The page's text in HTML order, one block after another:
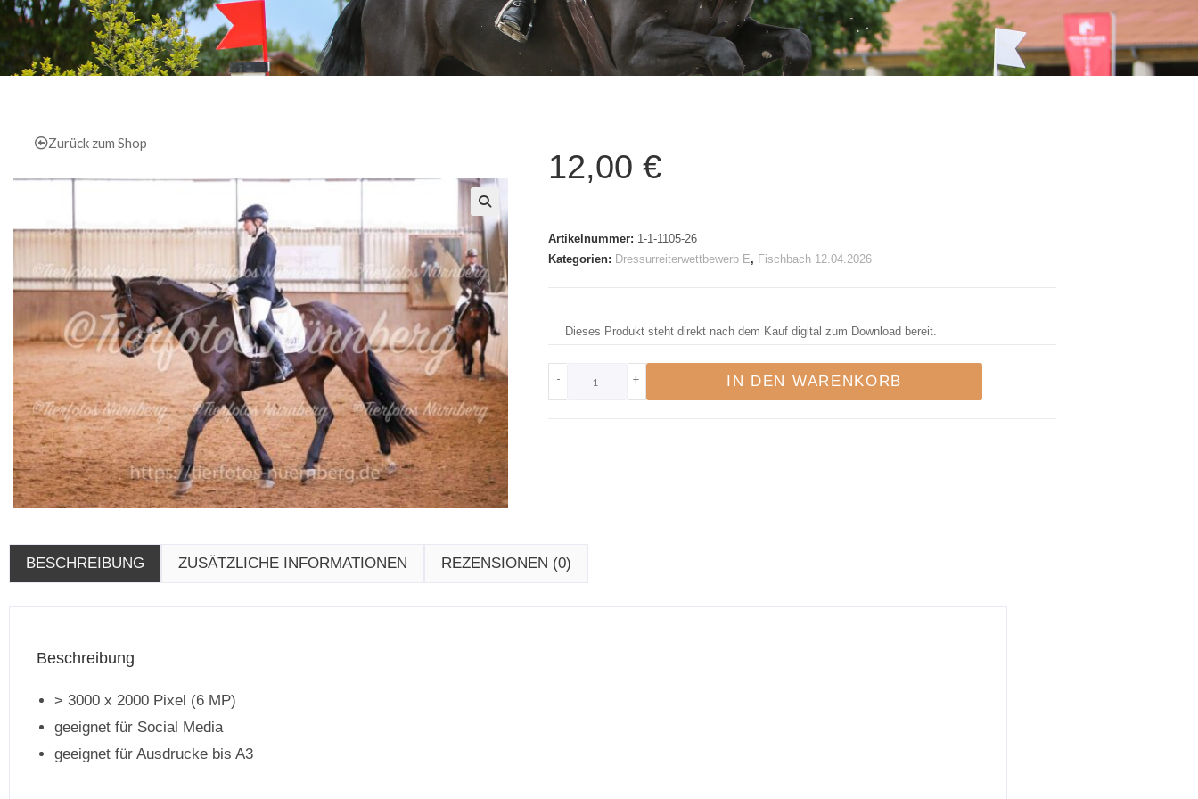
Zurück zum Shop
🔍
12,00 €
Artikelnummer: 1-1-1105-26
Kategorien: Dressurreiterwettbewerb E, Fischbach 12.04.2026
Dieses Produkt steht direkt nach dem Kauf digital zum Download bereit.
- + IN DEN WARENKORB
BESCHREIBUNG ZUSÄTZLICHE INFORMATIONEN REZENSIONEN (0)
Beschreibung
> 3000 x 2000 Pixel (6 MP)
geeignet für Social Media
geeignet für Ausdrucke bis A3